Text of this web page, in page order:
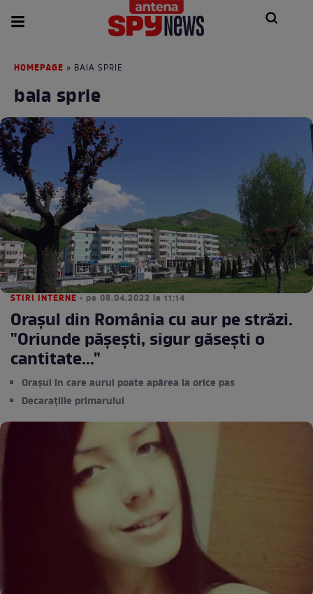
HOMEPAGE » BAIA SPRIE
baia sprie
STIRI INTERNE • pe 08.04.2022 la 11:14
Orașul din România cu aur pe străzi.
"Oriunde pășești, sigur găsești o
cantitate..."
Orașul în care aurul poate apărea la orice pas
Decarațiile primarului